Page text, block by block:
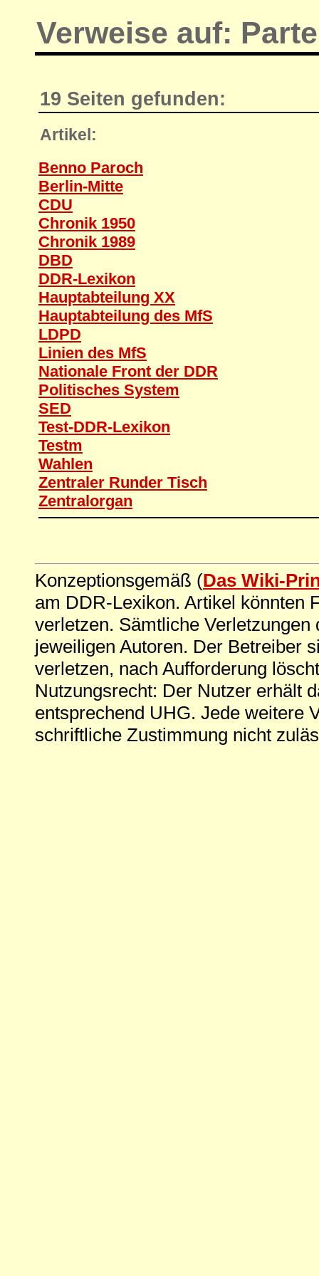
Verweise auf:
19 Seiten gefunden:
Artikel:
Benno Paroch
Berlin-Mitte
CDU
Chronik 1950
Chronik 1989
DBD
DDR-Lexikon
Hauptabteilung XX
Hauptabteilung des MfS
LDPD
Linien des MfS
Nationale Front der DDR
Politisches System
SED
Test-DDR-Lexikon
Testm
Wahlen
Zentraler Runder Tisch
Zentralorgan
Konzeptionsgemäß (Das Wiki-
am DDR-Lexikon. Artikel könnten
verletzen. Sämtliche
jeweiligen Autoren. Der Betreiber
verletzen, nach Aufforderung
Nutzungsrecht: Der Nutzer erhält
entsprechend UHG. Jede weitere
schriftliche Zustimmung nicht